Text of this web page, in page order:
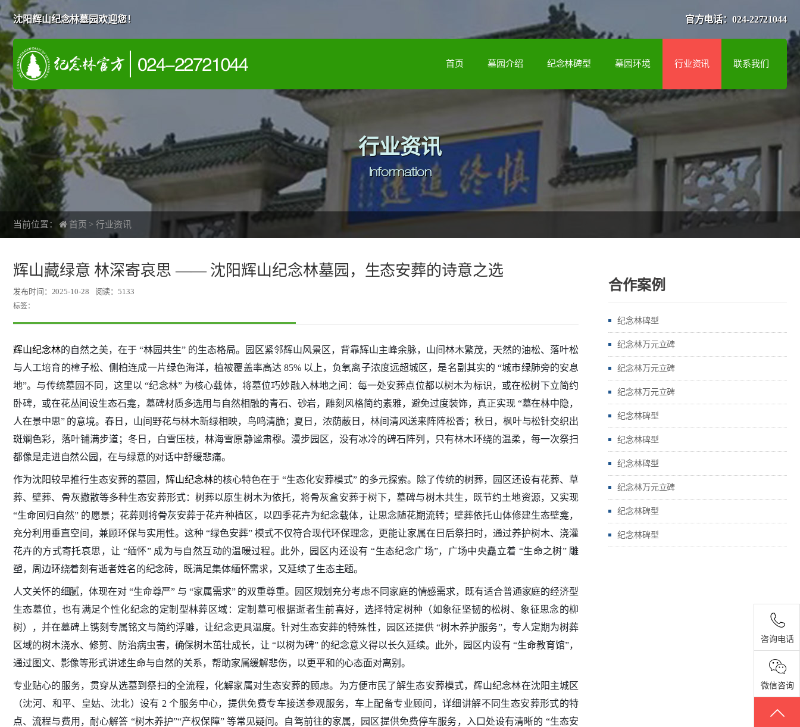
沈阳辉山纪念林墓园欢迎您！ 官方电话：024-22721044
首页 墓园介绍 纪念林碑型 墓园环境 行业资讯 联系我们
行业资讯
Information
当前位置： 首页 >行业资讯
辉山藏绿意 林深寄哀思 —— 沈阳辉山纪念林墓园，生态安葬的诗意之选
发布时间：2025-10-28 阅读：5133
标签：
辉山纪念林的自然之美，在于 “林园共生” 的生态格局。园区紧邻辉山风景区，背靠辉山主峰余脉，山间林木繁茂，天然的油松、落叶松
与人工培育的樟子松、侧柏连成一片绿色海洋，植被覆盖率高达 85% 以上，负氧离子浓度远超城区，是名副其实的 “城市绿肺旁的安息
地”。与传统墓园不同，这里以 “纪念林” 为核心载体，将墓位巧妙融入林地之间：每一处安葬点位都以树木为标识，或在松树下立简约
卧碑，或在花丛间设生态石龛，墓碑材质多选用与自然相融的青石、砂岩，雕刻风格简约素雅，避免过度装饰，真正实现 “墓在林中隐，
人在景中思” 的意境。春日，山间野花与林木新绿相映，鸟鸣清脆；夏日，浓荫蔽日，林间清风送来阵阵松香；秋日，枫叶与松针交织出
斑斓色彩，落叶铺满步道；冬日，白雪压枝，林海雪原静谧肃穆。漫步园区，没有冰冷的碑石阵列，只有林木环绕的温柔，每一次祭扫
都像是走进自然公园，在与绿意的对话中舒缓悲痛。
作为沈阳较早推行生态安葬的墓园，辉山纪念林的核心特色在于 “生态化安葬模式” 的多元探索。除了传统的树葬，园区还设有花葬、草
葬、壁葬、骨灰撒散等多种生态安葬形式：树葬以原生树木为依托，将骨灰盒安葬于树下，墓碑与树木共生，既节约土地资源，又实现
“生命回归自然” 的愿景；花葬则将骨灰安葬于花卉种植区，以四季花卉为纪念载体，让思念随花期流转；壁葬依托山体修建生态壁龛，
充分利用垂直空间，兼顾环保与实用性。这种 “绿色安葬” 模式不仅符合现代环保理念，更能让家属在日后祭扫时，通过养护树木、浇灌
花卉的方式寄托哀思，让 “缅怀” 成为与自然互动的温暖过程。此外，园区内还设有 “生态纪念广场”，广场中央矗立着 “生命之树” 雕
塑，周边环绕着刻有逝者姓名的纪念砖，既满足集体缅怀需求，又延续了生态主题。
人文关怀的细腻，体现在对 “生命尊严” 与 “家属需求” 的双重尊重。园区规划充分考虑不同家庭的情感需求，既有适合普通家庭的经济型
生态墓位，也有满足个性化纪念的定制型林葬区域：定制墓可根据逝者生前喜好，选择特定树种（如象征坚韧的松树、象征思念的柳
树），并在墓碑上镌刻专属铭文与简约浮雕，让纪念更具温度。针对生态安葬的特殊性，园区还提供 “树木养护服务”，专人定期为树葬
区域的树木浇水、修剪、防治病虫害，确保树木茁壮成长，让 “以树为碑” 的纪念意义得以长久延续。此外，园区内设有 “生命教育馆”，
通过图文、影像等形式讲述生命与自然的关系，帮助家属缓解悲伤，以更平和的心态面对离别。
专业贴心的服务，贯穿从选墓到祭扫的全流程，化解家属对生态安葬的顾虑。为方便市民了解生态安葬模式，辉山纪念林在沈阳主城区
（沈河、和平、皇姑、沈北）设有 2 个服务中心，提供免费专车接送参观服务，车上配备专业顾问，详细讲解不同生态安葬形式的特
点、流程与费用，耐心解答 “树木养护”“产权保障” 等常见疑问。自驾前往的家属，园区提供免费停车服务，入口处设有清晰的 “生态安
合作案例
纪念林碑型
纪念林万元立碑
纪念林万元立碑
纪念林万元立碑
纪念林碑型
纪念林碑型
纪念林碑型
纪念林万元立碑
纪念林碑型
纪念林碑型
咨询电话
微信咨询